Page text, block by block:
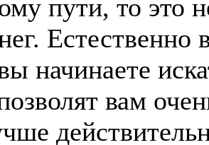
пути, то это
Естественно
начинаете
вам